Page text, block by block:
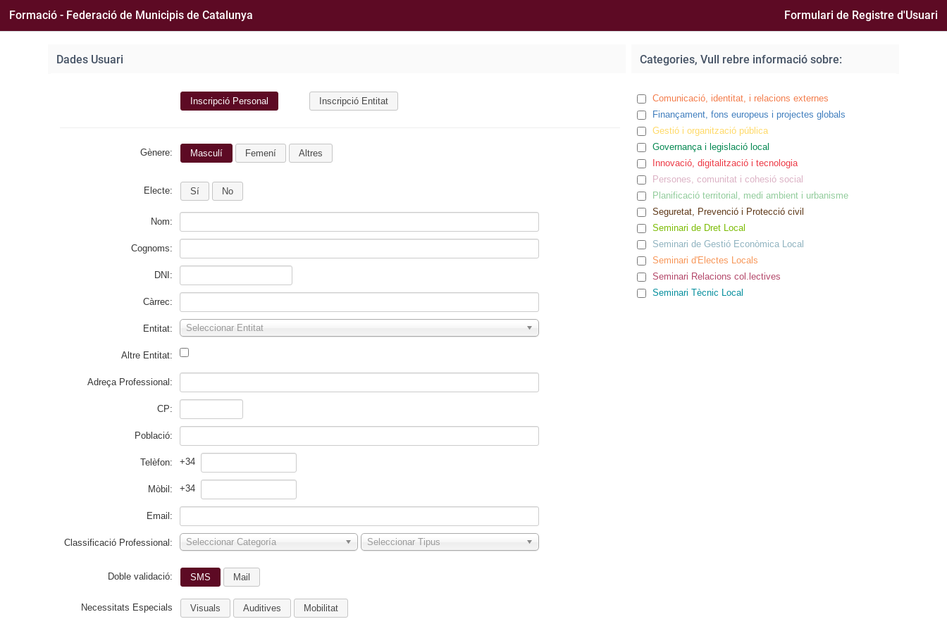
Formació - Federació de Municipis de Catalunya Formulari de Registre d'Usuari
Dades Usuari Categories, Vull rebre informació sobre: